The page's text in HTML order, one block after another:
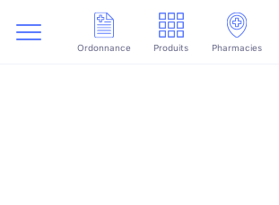
Ordonnance Produits Pharmacies